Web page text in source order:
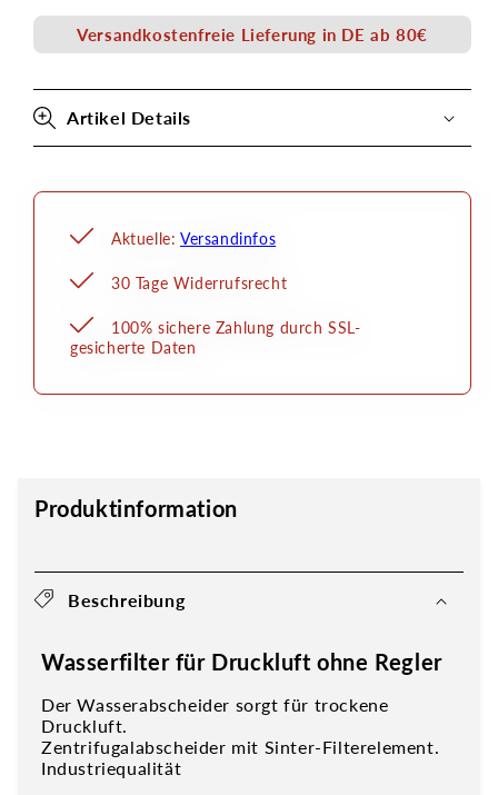
ohne
Regler
ohne
Regler
Versandkostenfreie Lieferung in DE ab 80€
Artikel Details
Aktuelle: Versandinfos
30 Tage Widerrufsrecht
100% sichere Zahlung durch SSL-
gesicherte Daten
Produktinformation
Beschreibung
Wasserfilter für Druckluft ohne Regler
Der Wasserabscheider sorgt für trockene
Druckluft.
Zentrifugalabscheider mit Sinter-Filterelement.
Industriequalität